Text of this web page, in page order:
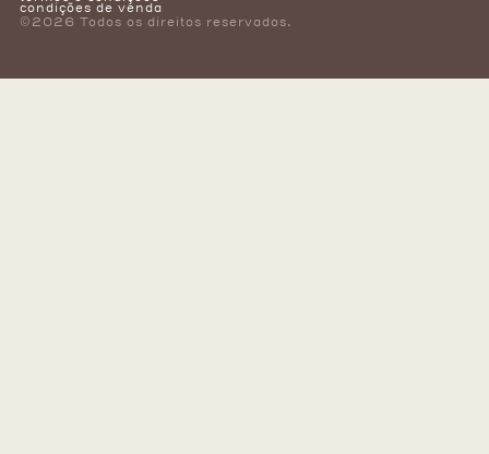
condições de venda
©2026 Todos os direitos reservados.